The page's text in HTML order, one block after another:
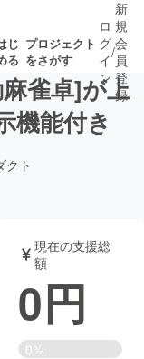
じ
る
プロジェクト
をさがす
が近いプ
ト
音楽
ゲーム・サ
書籍・雑誌
ロ
グ
イ
ン
/
新
規
会
員
登
録
雀卓]が上
機能付き
クト
現在の支援総
額
0円
0%